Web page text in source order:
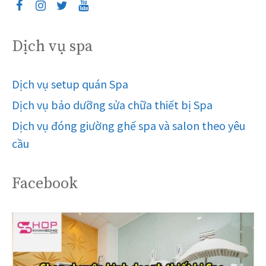
Dịch vụ spa
Dịch vụ setup quán Spa
Dịch vụ bảo dưỡng sửa chữa thiết bị Spa
Dịch vụ đóng giường ghế spa và salon theo yêu
cầu
Facebook